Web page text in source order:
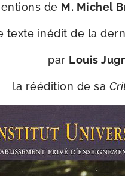
de M. Michel
texte inédit de la
par Louis
la réédi­tion de sa